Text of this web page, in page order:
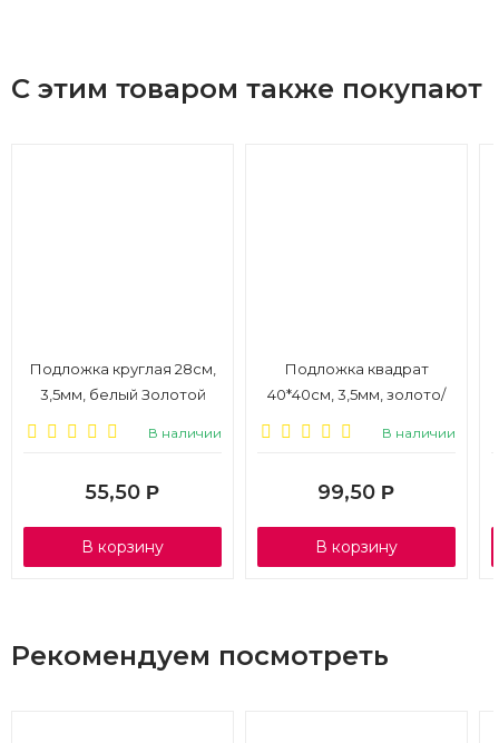
С этим товаром также покупают
Подложка круглая 28см,
3,5мм, белый Золотой
В наличии
55,50 Р
В корзину
Подложка квадрат
40*40см, 3,5мм, золото/
В наличии
99,50 Р
В корзину
Рекомендуем посмотреть